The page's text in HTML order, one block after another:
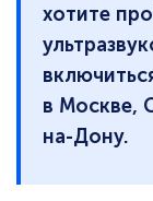
хотите
в Москве,
на-Дону.